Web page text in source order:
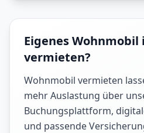
Eigenes Wohnmobil
vermieten?
Wohnmobil vermieten
mehr Auslastung über
Buchungsplattform,
und passende